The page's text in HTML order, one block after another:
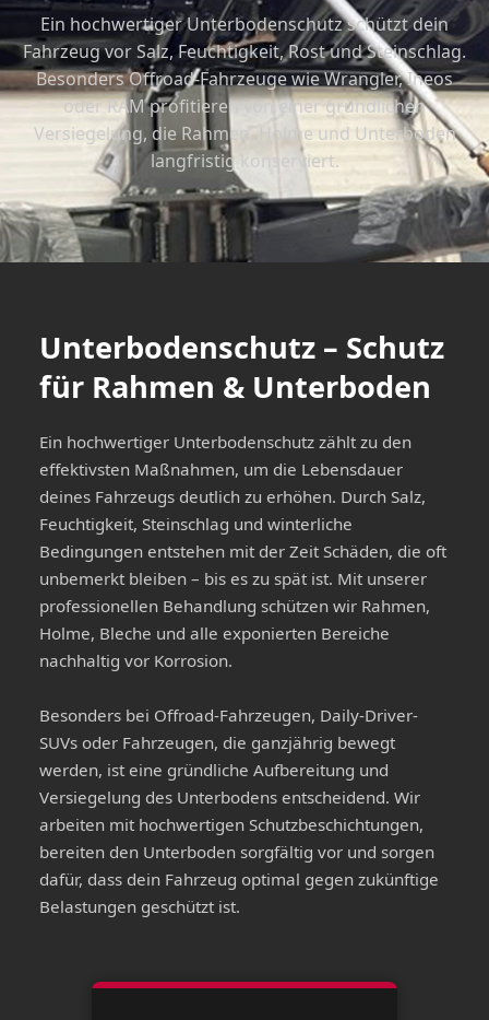
Ein hochwertiger Unterbodenschutz schützt dein
Fahrzeug vor Salz, Feuchtigkeit, Rost und Steinschlag.
Besonders Offroad-Fahrzeuge wie Wrangler, Ineos
oder RAM profitieren von einer gründlichen
Versiegelung, die Rahmen, Holme und Unterboden
langfristig konserviert.
Unterbodenschutz – Schutz
für Rahmen & Unterboden
Ein hochwertiger Unterbodenschutz zählt zu den
effektivsten Maßnahmen, um die Lebensdauer
deines Fahrzeugs deutlich zu erhöhen. Durch Salz,
Feuchtigkeit, Steinschlag und winterliche
Bedingungen entstehen mit der Zeit Schäden, die oft
unbemerkt bleiben – bis es zu spät ist. Mit unserer
professionellen Behandlung schützen wir Rahmen,
Holme, Bleche und alle exponierten Bereiche
nachhaltig vor Korrosion.
Besonders bei Offroad-Fahrzeugen, Daily-Driver-
SUVs oder Fahrzeugen, die ganzjährig bewegt
werden, ist eine gründliche Aufbereitung und
Versiegelung des Unterbodens entscheidend. Wir
arbeiten mit hochwertigen Schutzbeschichtungen,
bereiten den Unterboden sorgfältig vor und sorgen
dafür, dass dein Fahrzeug optimal gegen zukünftige
Belastungen geschützt ist.